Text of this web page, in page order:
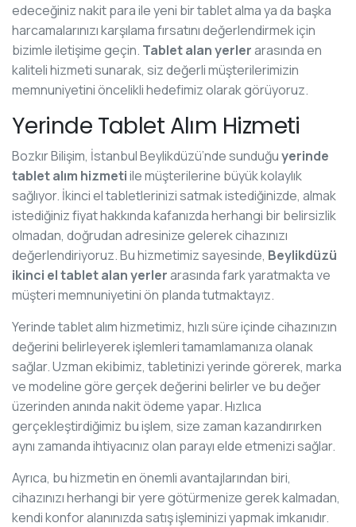
edeceğiniz nakit para ile yeni bir tablet alma ya da başka
harcamalarınızı karşılama fırsatını değerlendirmek için
bizimle iletişime geçin. Tablet alan yerlerarasında en
kaliteli hizmeti sunarak, siz değerli müşterilerimizin
memnuniyetini öncelikli hedefimiz olarak görüyoruz.
Yerinde Tablet Alım Hizmeti
Bozkır Bilişim, İstanbul Beylikdüzü’nde sunduğuyerinde
tablet alım hizmetiile müşterilerine büyük kolaylık
sağlıyor. İkinci el tabletlerinizi satmak istediğinizde, almak
istediğiniz fiyat hakkında kafanızda herhangi bir belirsizlik
olmadan, doğrudan adresinize gelerek cihazınızı
değerlendiriyoruz. Bu hizmetimiz sayesinde, Beylikdüzü
ikinci el tablet alan yerlerarasında fark yaratmakta ve
müşteri memnuniyetini ön planda tutmaktayız.
Yerinde tablet alım hizmetimiz, hızlı süre içinde cihazınızın
değerini belirleyerek işlemleri tamamlamanıza olanak
sağlar. Uzman ekibimiz, tabletinizi yerinde görerek, marka
ve modeline göre gerçek değerini belirler ve bu değer
üzerinden anında nakit ödeme yapar. Hızlıca
gerçekleştirdiğimiz bu işlem, size zaman kazandırırken
aynı zamanda ihtiyacınız olan parayı elde etmenizi sağlar.
Ayrıca, bu hizmetin en önemli avantajlarından biri,
cihazınızı herhangi bir yere götürmenize gerek kalmadan,
kendi konfor alanınızda satış işleminizi yapmak imkanıdır.